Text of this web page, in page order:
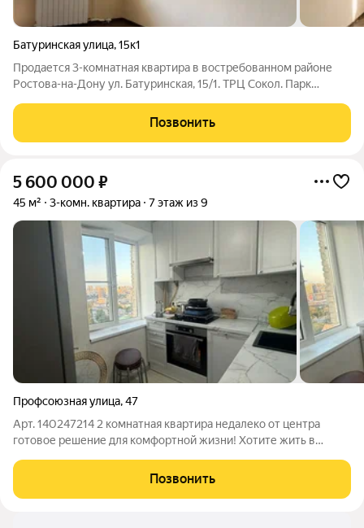
Батуринская улица,15к1
Продается 3-комнатная квартира в востребованном районе
Ростова-на-Дону ул. Батуринская, 15/1. ТРЦ Сокол. Парк
этажного панельного дома, неугловая, очень теплая. Дом
находится в глубине от
Позвонить
5 600 000 ₽
45 м² 3-комн. квартира 7 этаж из 9
Профсоюзная улица,47
Арт. 140247214 2 комнатная квартира недалеко от центра
готовое решение для комфортной жизни! Хотите жить в
шагах? Представляем двухкомнатную квартиру в отличной
локации: недалеко от центра
Позвонить